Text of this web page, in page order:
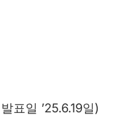
표일 ’25.6.19일)